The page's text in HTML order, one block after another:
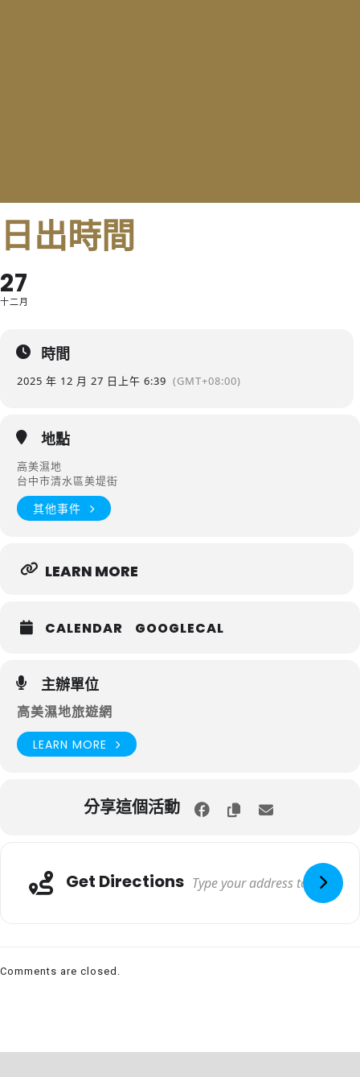
日出時間
27
十二月
時間
2025 年 12 月 27 日 上午 6:39 (GMT+08:00)
地點
高美濕地
台中市清水區美堤街
其他事件
LEARN MORE
CALENDAR GOOGLECAL
主辦單位
高美濕地旅遊網
LEARN MORE
分享這個活動
Get Directions
Comments are closed.